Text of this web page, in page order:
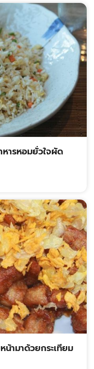
หารหอมยั่วใจผัด
น้ามาด้วยกระเทียม